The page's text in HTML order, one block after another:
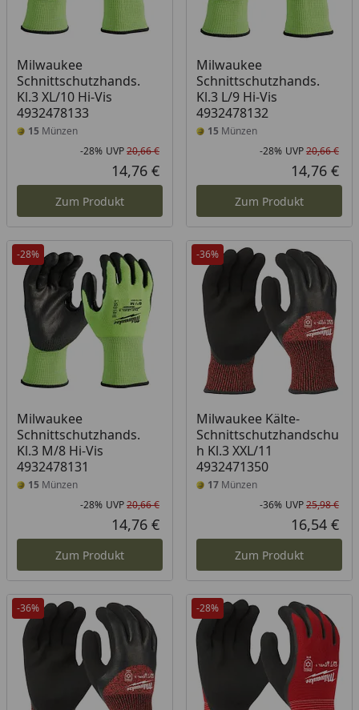
Milwaukee
Schnittschutzhands.
Kl.3 XL/10 Hi-Vis
4932478133
15 Münzen
Rabatt in Prozent
-28%
Ursprünglicher Preis
UVP20,66 €
Aktueller Preis
14,76 €
Zum Produkt
Milwaukee
Schnittschutzhands.
Kl.3 L/9 Hi-Vis
4932478132
15 Münzen
-28% UVP20,66 €
14,76 €
Zum Produkt
-28%
Milwaukee
Schnittschutzhands.
Kl.3 M/8 Hi-Vis
4932478131
15 Münzen
Rabatt in Prozent
-28%
Ursprünglicher Preis
UVP20,66 €
Aktueller Preis
14,76 €
Zum Produkt
-36%
Milwaukee Kälte-
Schnittschutzhandschu
h Kl.3 XXL/11
4932471350
17Münzen
-36% UVP25,98 €
16,54 €
Zum Produkt
-36% -28%